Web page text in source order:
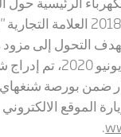
ترينا سولار في عام 2018
التحول إلى
الطاقة الذكية. وفي يونيو
ضمن بورصة
الموقع الالكتروني
.